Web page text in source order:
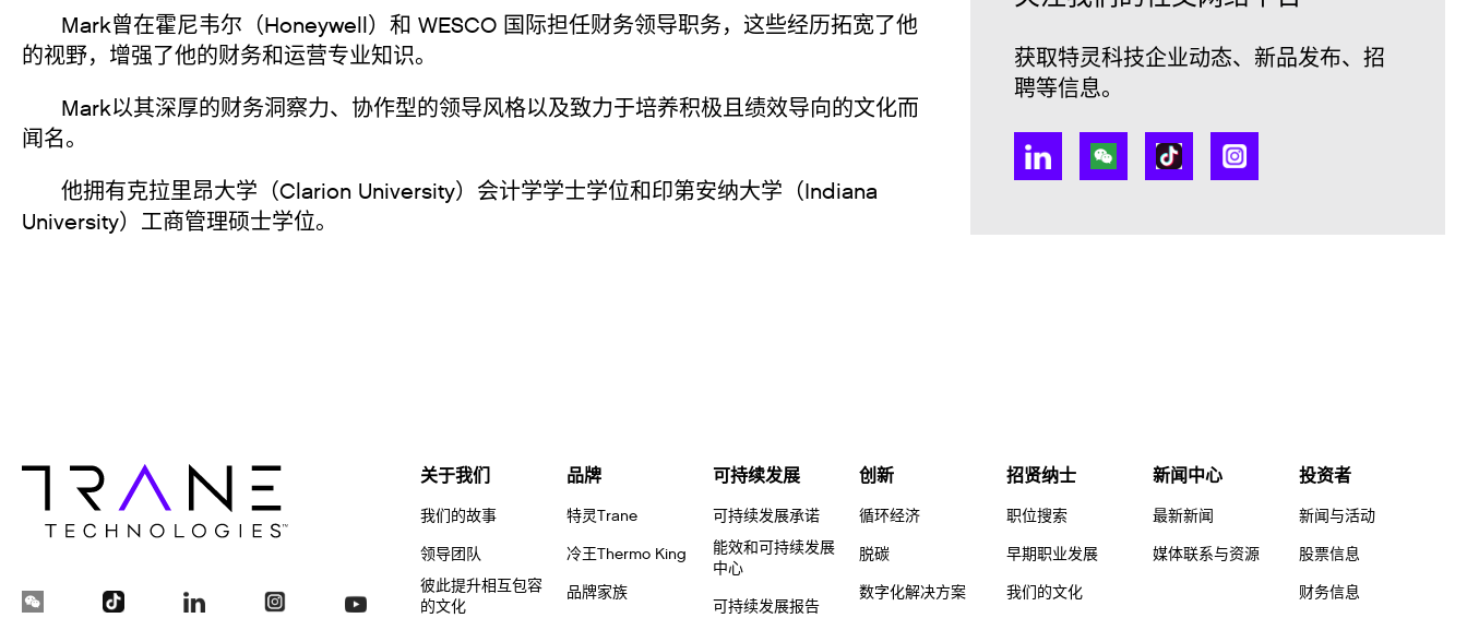
Mark曾在霍尼韦尔（Honeywell）和 WESCO 国际担任财务领导职务，这些经历拓宽了他
的视野，增强了他的财务和运营专业知识。
Mark以其深厚的财务洞察力、协作型的领导风格以及致力于培养积极且绩效导向的文化而
闻名。
他拥有克拉里昂大学（Clarion University）会计学学士学位和印第安纳大学（Indiana
University）工商管理硕士学位。
获取特灵科技企业动态、新品发布、招
聘等信息。
关于我们
我们的故事
领导团队
彼此提升相互包容
的文化
品牌
特灵Trane
冷王Thermo King
品牌家族
可持续发展
可持续发展承诺
能效和可持续发展
中心
可持续发展报告
创新
循环经济
脱碳
数字化解决方案
招贤纳士
职位搜索
早期职业发展
我们的文化
新闻中心
最新新闻
媒体联系与资源
投资者
新闻与活动
股票信息
财务信息